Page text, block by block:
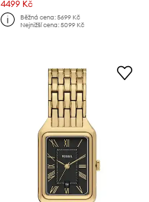
4499 Kč
Běžná cena:5699 Kč
Nejnižší cena:5099 Kč